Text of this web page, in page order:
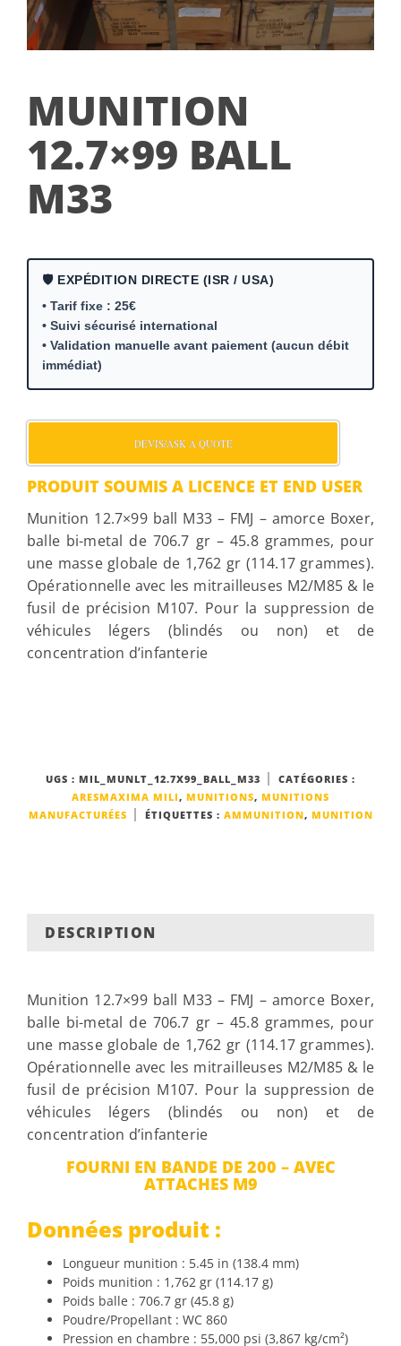
MUNITION
12.7×99 BALL
M33
🛡️ EXPÉDITION DIRECTE (ISR / USA)
• Tarif fixe : 25€
• Suivi sécurisé international
• Validation manuelle avant paiement (aucun débit
immédiat)
DEVIS/ASK A QUOTE
PRODUIT SOUMIS A LICENCE ET END USER
Munition 12.7×99 ball M33 – FMJ – amorce Boxer,
balle bi-metal de 706.7 gr – 45.8 grammes, pour
une masse globale de 1,762 gr (114.17 grammes).
Opérationnelle avec les mitrailleuses M2/M85 & le
fusil de précision M107. Pour la suppression de
véhicules légers (blindés ou non) et de
concentration d’infanterie
UGS : MIL_MUNLT_12.7X99_BALL_M33
CATÉGORIES :
ARESMAXIMA MILI, MUNITIONS, MUNITIONS
MANUFACTURÉES
ÉTIQUETTES : AMMUNITION, MUNITION
DESCRIPTION
Munition 12.7×99 ball M33 – FMJ – amorce Boxer,
balle bi-metal de 706.7 gr – 45.8 grammes, pour
une masse globale de 1,762 gr (114.17 grammes).
Opérationnelle avec les mitrailleuses M2/M85 & le
fusil de précision M107. Pour la suppression de
véhicules légers (blindés ou non) et de
concentration d’infanterie
FOURNI EN BANDE DE 200 – AVEC
ATTACHES M9
Données produit :
Longueur munition : 5.45 in (138.4 mm)
Poids munition : 1,762 gr (114.17 g)
Poids balle : 706.7 gr (45.8 g)
Poudre/Propellant : WC 860
Pression en chambre : 55,000 psi (3,867 kg/cm²)